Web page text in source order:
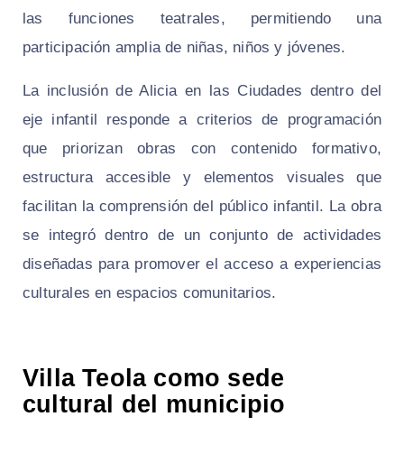
las funciones teatrales, permitiendo una
participación amplia de niñas, niños y jóvenes.
La inclusión de Alicia en las Ciudades dentro del
eje infantil responde a criterios de programación
que priorizan obras con contenido formativo,
estructura accesible y elementos visuales que
facilitan la comprensión del público infantil. La obra
se integró dentro de un conjunto de actividades
diseñadas para promover el acceso a experiencias
culturales en espacios comunitarios.
Villa Teola como sede
cultural del municipio